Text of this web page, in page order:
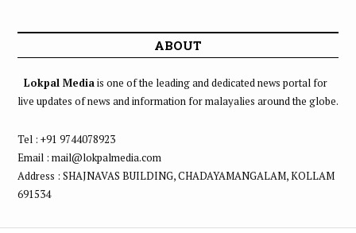
ABOUT
Lokpal Media is one of the leading and dedicated news portal for
live updates of news and information for malayalies around the globe.
Tel : +91 9744078923
Email : mail@lokpalmedia.com
Address : SHAJNAVAS BUILDING, CHADAYAMANGALAM, KOLLAM
691534